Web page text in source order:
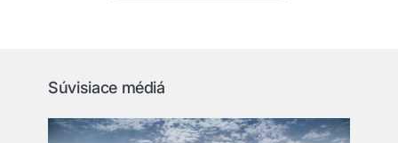
Súvisiace médiá